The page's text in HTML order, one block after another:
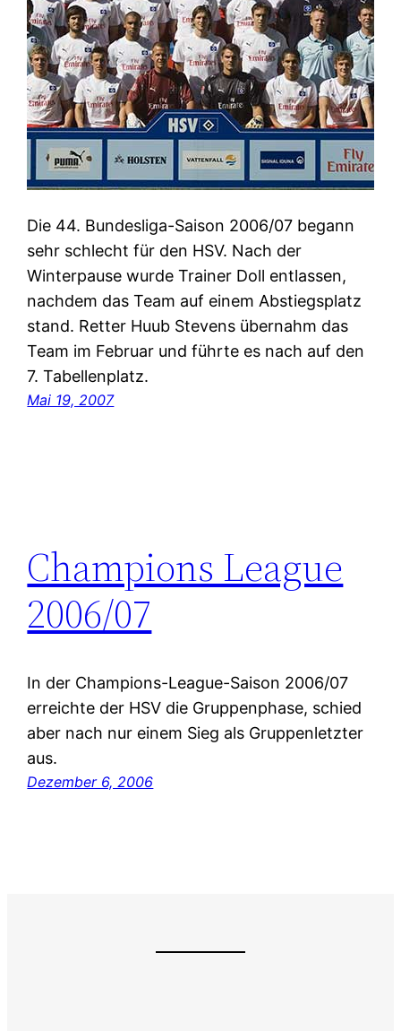
Die 44. Bundesliga-Saison 2006/07 begann
sehr schlecht für den HSV. Nach der
Winterpause wurde Trainer Doll entlassen,
nachdem das Team auf einem Abstiegsplatz
stand. Retter Huub Stevens übernahm das
Team im Februar und führte es nach auf den
7. Tabellenplatz.
Mai 19, 2007
Champions League
2006/07
In der Champions-League-Saison 2006/07
erreichte der HSV die Gruppenphase, schied
aber nach nur einem Sieg als Gruppenletzter
aus.
Dezember 6, 2006